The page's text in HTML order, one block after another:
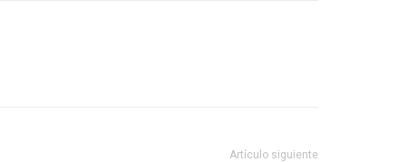
Artículo siguiente